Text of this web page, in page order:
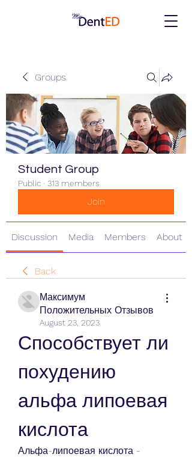
Groups
Student Group
Public · 313 members
Join
Discussion Media Members About
Back
Максимум
Положительных Отзывов
August 23, 2023
Способствует ли
похудению
альфа липоевая
кислота
Альфа-липоевая кислота -